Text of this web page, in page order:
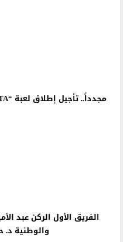
مجدداً.. تأجيل إطلاق لعبة “GTA” في نسختها السادسة
الفريق الأول الركن عبد
والوطنية